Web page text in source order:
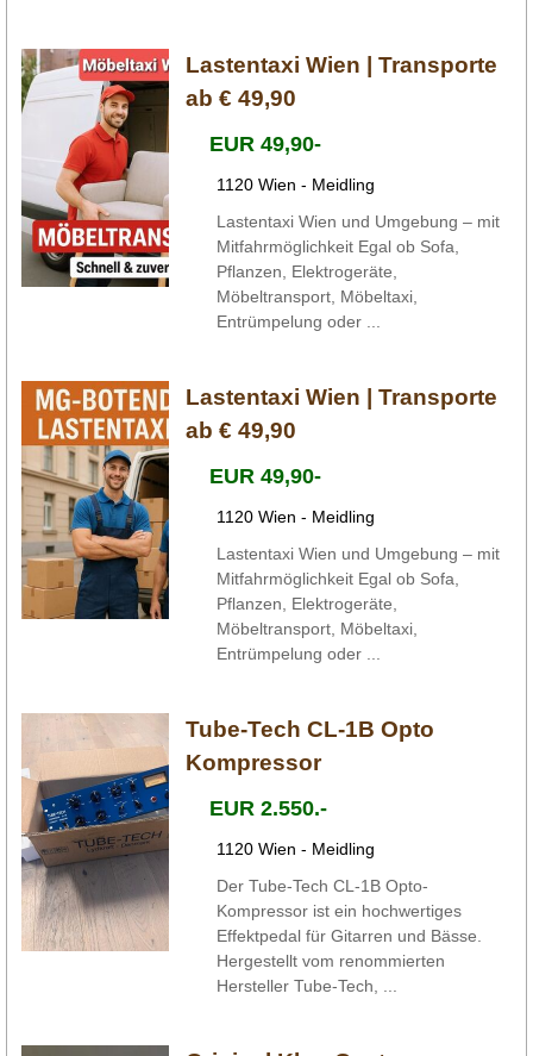
Lastentaxi Wien | Transporte
ab € 49,90
EUR 49,90-
1120 Wien - Meidling
Lastentaxi Wien und Umgebung – mit
Mitfahrmöglichkeit Egal ob Sofa,
Pflanzen, Elektrogeräte,
Möbeltransport, Möbeltaxi,
Entrümpelung oder ...
Lastentaxi Wien | Transporte
ab € 49,90
EUR 49,90-
1120 Wien - Meidling
Lastentaxi Wien und Umgebung – mit
Mitfahrmöglichkeit Egal ob Sofa,
Pflanzen, Elektrogeräte,
Möbeltransport, Möbeltaxi,
Entrümpelung oder ...
Tube-Tech CL-1B Opto
Kompressor
EUR 2.550.-
1120 Wien - Meidling
Der Tube-Tech CL-1B Opto-
Kompressor ist ein hochwertiges
Effektpedal für Gitarren und Bässe.
Hergestellt vom renommierten
Hersteller Tube-Tech, ...